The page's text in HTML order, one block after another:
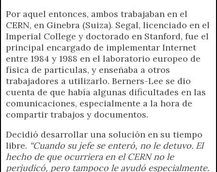
Por aquel entonces, ambos trabajaban en el
CERN, en Ginebra (Suiza). Segal, licenciado en el
Imperial College y doctorado en Stanford, fue el
principal encargado de implementar Internet
entre 1984 y 1988 en el laboratorio europeo de
física de partículas, y enseñaba a otros
trabajadores a utilizarlo. Berners-Lee se dio
cuenta de que había algunas dificultades en las
comunicaciones, especialmente a la hora de
compartir trabajos y documentos.
Decidió desarrollar una solución en su tiempo
libre. “Cuando su jefe se enteró, no le detuvo. El
hecho de que ocurriera en el CERN no le
perjudicó, pero tampoco le ayudó especialmente.